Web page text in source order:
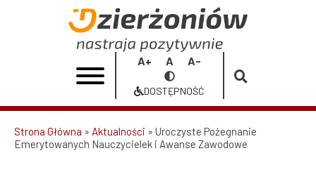
Uroczyste
emerytowanych
nauczycielek
Increase
font
Reset
font
size
Decrease
font
Przełącz
na
Dostępność
DOSTĘPNOŚĆ
Ścieżka
Strona Główna Aktualności
Uroczyste Pożegnanie
Emerytowanych Nauczycielek i Awanse Zawodowe